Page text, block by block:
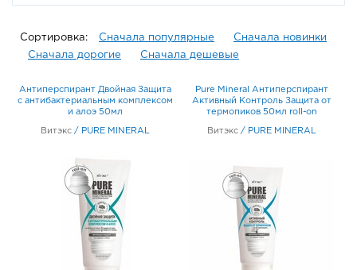
Сортировка: Сначала популярные
Сначала новинки
Сначала дорогие
Сначала дешевые
Антиперспирант Двойная Защита
с антибактериальным комплексом
и алоэ 50мл
Витэкс / PURE MINERAL
Pure Mineral Антиперспирант
Активный Контроль Защита от
термопиков 50мл roll-on
Витэкс / PURE MINERAL